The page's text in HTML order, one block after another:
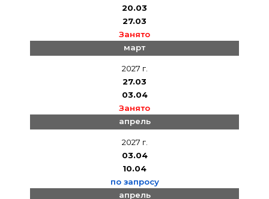
20.03
27.03
Занято
март
2027 г.
27.03
03.04
Занято
апрель
2027 г.
03.04
10.04
по запросу
апрель